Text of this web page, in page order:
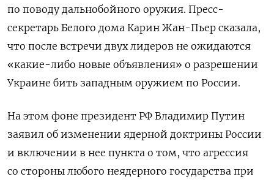
по поводу дальнобойного оружия. Пресс-
секретарь Белого дома Карин Жан-Пьер сказала,
что после встречи двух лидеров не ожидаются
«какие-либо новые объявления» о разрешении
Украине бить западным оружием по России.
На этом фоне президент РФ Владимир Путин
заявил об изменении ядерной доктрины России
и включении в нее пункта о том, что агрессия
со стороны любого неядерного государства при